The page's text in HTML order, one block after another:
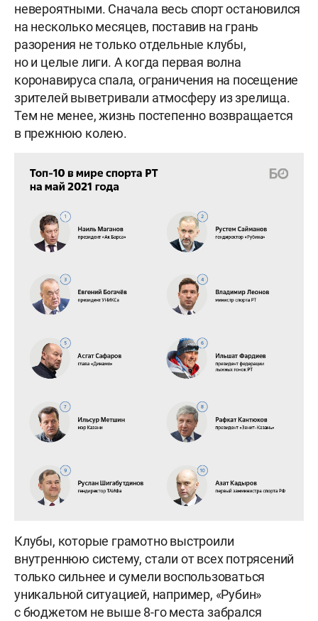
невероятными. Сначала весь спорт остановился
на несколько месяцев, поставив на грань
разорения не только отдельные клубы,
но и целые лиги. А когда первая волна
коронавируса спала, ограничения на посещение
зрителей выветривали атмосферу из зрелища.
Тем не менее, жизнь постепенно возвращается
в прежнюю колею.
Клубы, которые грамотно выстроили
внутреннюю систему, стали от всех потрясений
только сильнее и сумели воспользоваться
уникальной ситуацией, например, «Рубин»
с бюджетом не выше 8-го места забрался